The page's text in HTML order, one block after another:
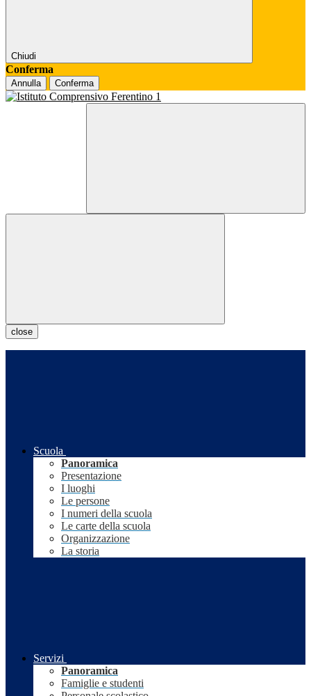
Chiudi
Conferma
Annulla Conferma
close
Scuola
Panoramica
Presentazione
I luoghi
Le persone
I numeri della scuola
Le carte della scuola
Organizzazione
La storia
Servizi
Panoramica
Famiglie e studenti